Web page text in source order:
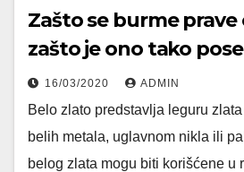
Zašto se burme prave
zašto je ono tako
16/03/2020 ADMIN
Belo zlato predstavlja leguru
belih metala, uglavnom nikla ili
belog zlata mogu biti korišćene u